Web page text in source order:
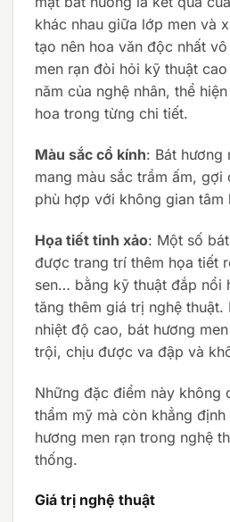
khác nhau giữa lớp men và
tạo nên hoa văn độc nhất
men rạn đòi hỏi kỹ thuật
năm của nghệ nhân, thể
hoa trong từng chi tiết.
Màu sắc cổ kính: Bát hương
mang màu sắc trầm ấm, gợi
phù hợp với không gian tâm
Họa tiết tinh xảo: Một số
được trang trí thêm họa tiết
sen… bằng kỹ thuật đắp nổi
tăng thêm giá trị nghệ
nhiệt độ cao, bát hương
trội, chịu được va đập và
Những đặc điểm này không
thẩm mỹ mà còn khẳng
hương men rạn trong nghệ
thống.
Giá trị nghệ thuật